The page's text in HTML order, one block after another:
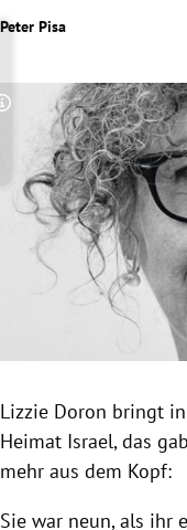
Untermenü
Untermenü
Untermenü
Untermenü
Untermenü
Untermenü
Peter Pisa
Copyright-Hinweis
Lizzie Doron bringt
Heimat Israel, das
mehr aus dem Kopf:
Sie war neun, als ihr